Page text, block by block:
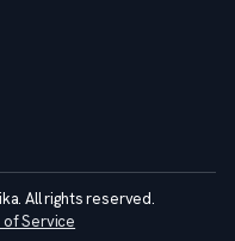
All rights reserved.
Service